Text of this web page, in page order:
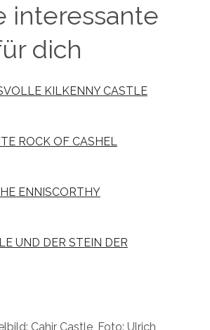
interessante
dich
KILKENNY CASTLE
ROCK OF CASHEL
ENNISCORTHY
UND DER STEIN DER
Cahir Castle, Foto: Ulrich